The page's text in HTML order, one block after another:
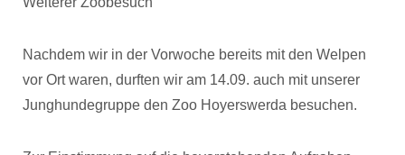
Nachdem wir in der Vorwoche bereits mit den Welpen
vor Ort waren, durften wir am 14.09. auch mit unserer
Junghundegruppe den Zoo Hoyerswerda besuchen.